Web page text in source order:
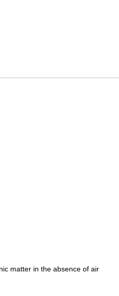
matter in the absence of air